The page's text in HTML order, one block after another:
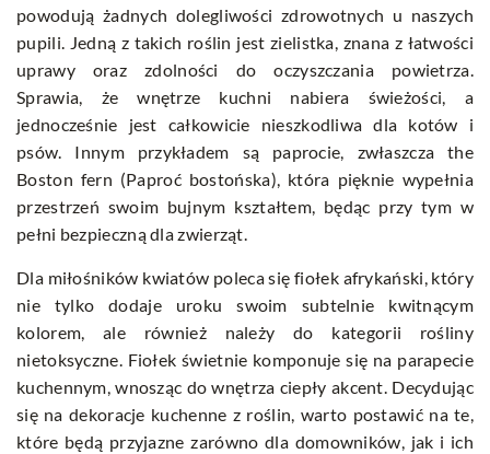
powodują żadnych dolegliwości zdrowotnych u naszych
pupili. Jedną z takich roślin jest zielistka, znana z łatwości
uprawy oraz zdolności do oczyszczania powietrza.
Sprawia, że wnętrze kuchni nabiera świeżości, a
jednocześnie jest całkowicie nieszkodliwa dla kotów i
psów. Innym przykładem są paprocie, zwłaszcza the
Boston fern (Paproć bostońska), która pięknie wypełnia
przestrzeń swoim bujnym kształtem, będąc przy tym w
pełni bezpieczną dla zwierząt.
Dla miłośników kwiatów poleca się fiołek afrykański, który
nie tylko dodaje uroku swoim subtelnie kwitnącym
kolorem, ale również należy do kategorii rośliny
nietoksyczne. Fiołek świetnie komponuje się na parapecie
kuchennym, wnosząc do wnętrza ciepły akcent. Decydując
się na dekoracje kuchenne z roślin, warto postawić na te,
które będą przyjazne zarówno dla domowników, jak i ich